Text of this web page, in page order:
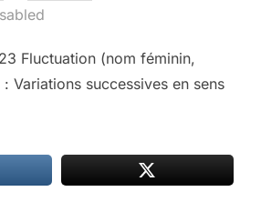
Fluctuation (nom féminin,
Variations successives en sens